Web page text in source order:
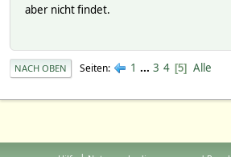
aber nicht findet.
NACH OBEN Seiten 1 ... 3 4 5 Alle